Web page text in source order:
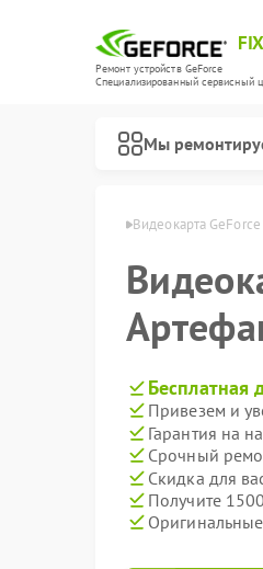
Ремонт устройств GeForce
Специализированный cервисный
Мы
GeForce в Москве Видеокарта
Бесплатная
Привезем и
Гарантия на
Срочный
Скидка для
Получите